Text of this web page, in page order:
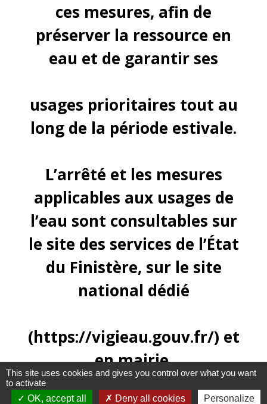
ces mesures, afin de
préserver la ressource en
eau et de garantir ses
usages prioritaires tout au
long de la période estivale.
L’arrêté et les mesures
applicables aux usages de
l’eau sont consultables sur
le site des services de l’État
du Finistère, sur le site
national dédié
(https://vigieau.gouv.fr/) et
en mairie.
This site uses cookies and gives you control over what you want
to activate
OK, accept all
Deny all cookies Personalize